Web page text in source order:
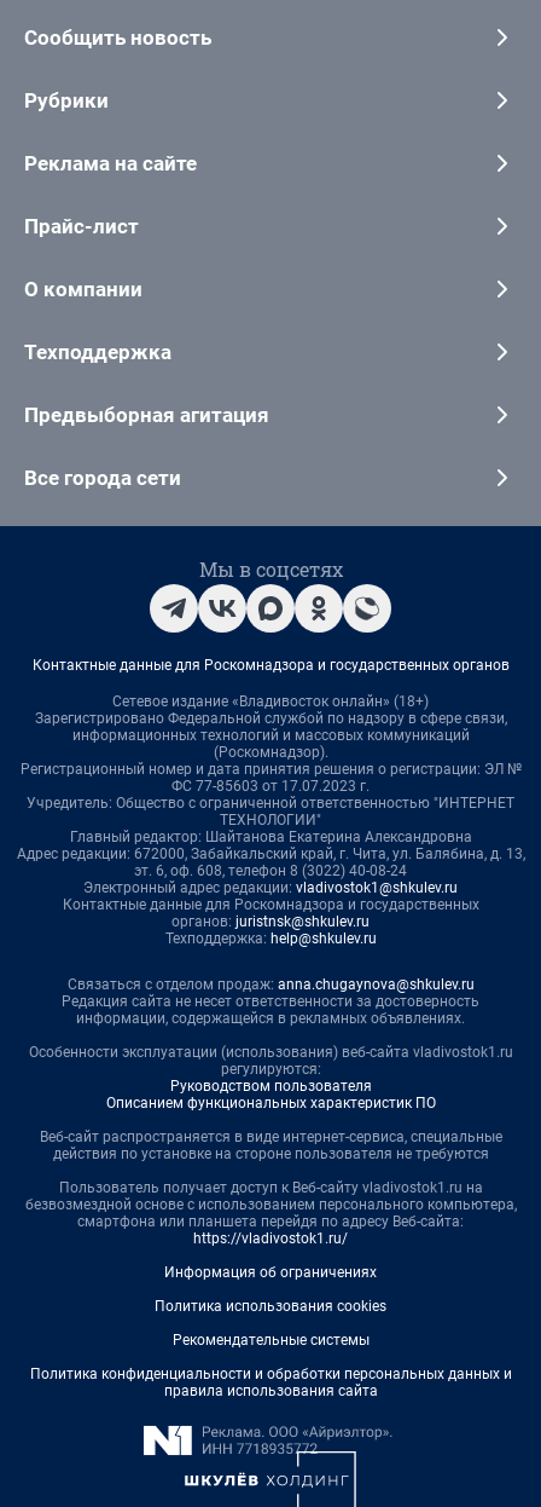
Сообщить новость
Рубрики
Реклама на сайте
Прайс-лист
О компании
Техподдержка
Предвыборная агитация
Все города сети
Мы в соцсетях
Контактные данные для Роскомнадзора и государственных органов
Сетевое издание «Владивосток онлайн» (18+)
Зарегистрировано Федеральной службой по надзору в сфере связи,
информационных технологий и массовых коммуникаций
(Роскомнадзор).
Регистрационный номер и дата принятия решения о регистрации: ЭЛ №
ФС 77-85603 от 17.07.2023 г.
Учредитель: Общество с ограниченной ответственностью "ИНТЕРНЕТ
ТЕХНОЛОГИИ"
Главный редактор: Шайтанова Екатерина Александровна
Адрес редакции: 672000, Забайкальский край, г. Чита, ул. Балябина, д. 13,
эт. 6, оф. 608, телефон 8 (3022) 40-08-24
Электронный адрес редакции: vladivostok1@shkulev.ru
Контактные данные для Роскомнадзора и государственных
органов: juristnsk@shkulev.ru
Техподдержка: help@shkulev.ru
Связаться с отделом продаж: anna.chugaynova@shkulev.ru
Редакция сайта не несет ответственности за достоверность
информации, содержащейся в рекламных объявлениях.
Особенности эксплуатации (использования) веб-сайта vladivostok1.ru
регулируются:
Руководством пользователя
Описанием функциональных характеристик ПО
Веб-сайт распространяется в виде интернет-сервиса, специальные
действия по установке на стороне пользователя не требуются
Пользователь получает доступ к Веб-сайту vladivostok1.ru на
безвозмездной основе с использованием персонального компьютера,
смартфона или планшета перейдя по адресу Веб-сайта:
https://vladivostok1.ru/
Информация об ограничениях
Политика использования cookies
Рекомендательные системы
Политика конфиденциальности и обработки персональных данных и
правила использования сайта